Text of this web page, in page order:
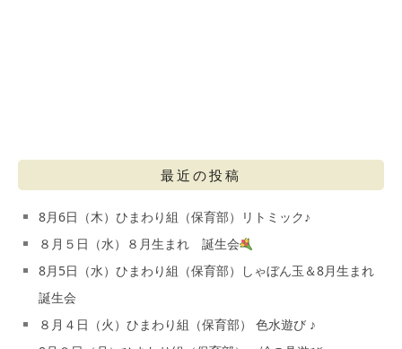
最近の投稿
8月6日（木）ひまわり組（保育部）リトミック♪
８月５日（水）８月生まれ 誕生会
8月5日（水）ひまわり組（保育部）しゃぼん玉＆8月生まれ
誕生会
８月４日（火）ひまわり組（保育部） 色水遊び ♪